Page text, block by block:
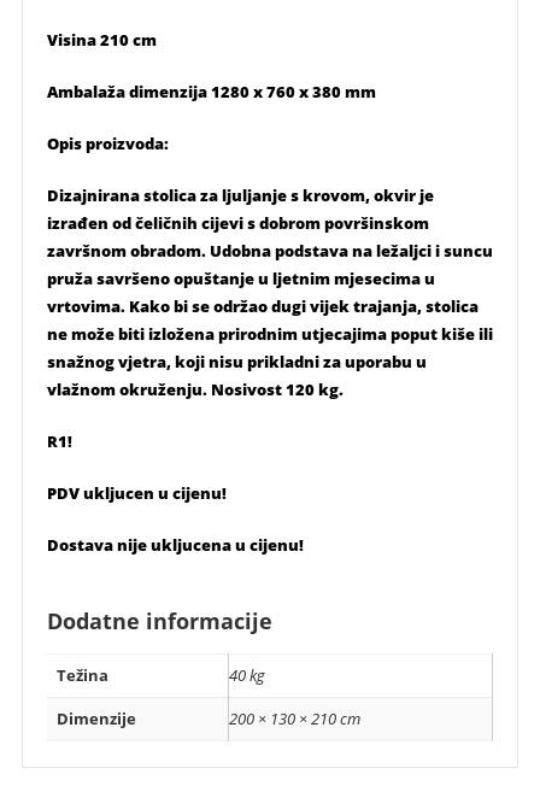
Visina 210 cm
Ambalaža dimenzija 1280 x 760 x 380 mm
Opis proizvoda:
Dizajnirana stolica za ljuljanje s krovom, okvir je
izrađen od čeličnih cijevi s dobrom površinskom
završnom obradom. Udobna podstava na ležaljci i suncu
pruža savršeno opuštanje u ljetnim mjesecima u
vrtovima. Kako bi se održao dugi vijek trajanja, stolica
ne može biti izložena prirodnim utjecajima poput kiše ili
snažnog vjetra, koji nisu prikladni za uporabu u
vlažnom okruženju. Nosivost 120 kg.
R1!
PDV ukljucen u cijenu!
Dostava nije ukljucena u cijenu!
Dodatne informacije
Težina
40 kg
Dimenzije
200 × 130 × 210 cm